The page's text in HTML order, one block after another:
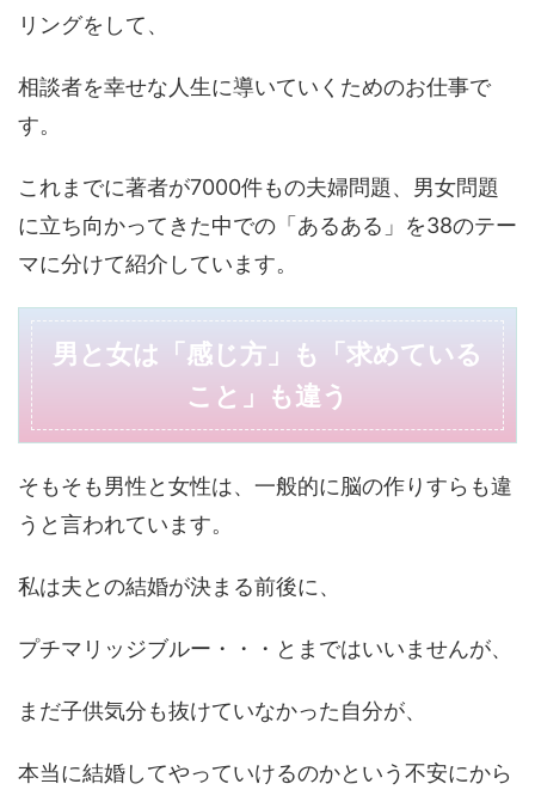
リングをして、
相談者を幸せな人生に導いていくためのお仕事で
す。
これまでに著者が7000件もの夫婦問題、男女問題
に立ち向かってきた中での「あるある」を38のテー
マに分けて紹介しています。
男と女は「感じ方」も「求めている
こと」も違う
そもそも男性と女性は、一般的に脳の作りすらも違
うと言われています。
私は夫との結婚が決まる前後に、
プチマリッジブルー・・・とまではいいませんが、
まだ子供気分も抜けていなかった自分が、
本当に結婚してやっていけるのかという不安にから